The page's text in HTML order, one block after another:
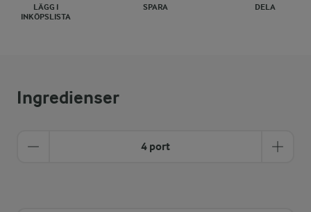
LÄGG I
INKÖPSLISTA
SPARA DELA
Ingredienser
4 port